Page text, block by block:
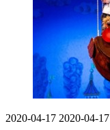
2020-04-17 2020-04-17